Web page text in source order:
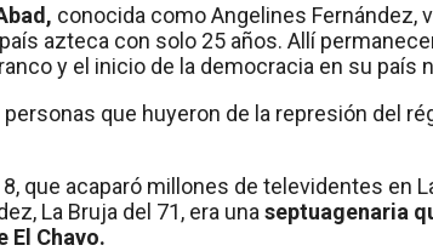
conocida como Angelines Fernández,
azteca con solo 25 años. Allí
y el inicio de la democracia en su país
que huyeron de la represión del
que acaparó millones de televidentes en
La Bruja del 71, era una septuagenaria
El Chavo.